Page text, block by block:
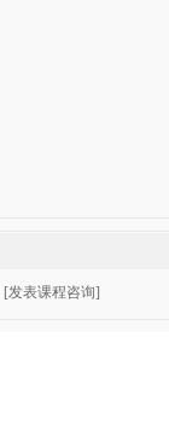
[发表课程咨询]